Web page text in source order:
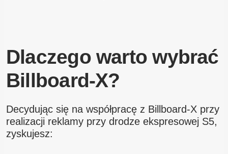
Dlaczego warto wybrać
Billboard-X?
Decydując się na współpracę z Billboard-X przy
realizacji reklamy przy drodze ekspresowej S5,
zyskujesz: